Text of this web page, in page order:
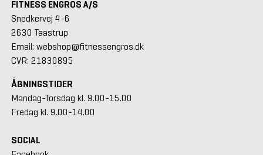
FITNESS ENGROS A/S
Snedkervej 4-6
2630 Taastrup
Email: webshop@fitnessengros.dk
CVR: 21830895
ÅBNINGSTIDER
Mandag-Torsdag kl. 9.00-15.00
Fredag kl. 9.00-14.00
SOCIAL